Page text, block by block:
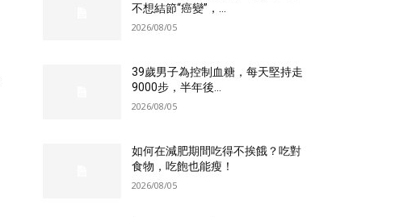
不想結節“癌變”，...
2026/08/05
39歲男子為控制血糖，每天堅持走
9000步，半年後...
2026/08/05
如何在減肥期間吃得不挨餓？吃對
食物，吃飽也能瘦！
2026/08/05